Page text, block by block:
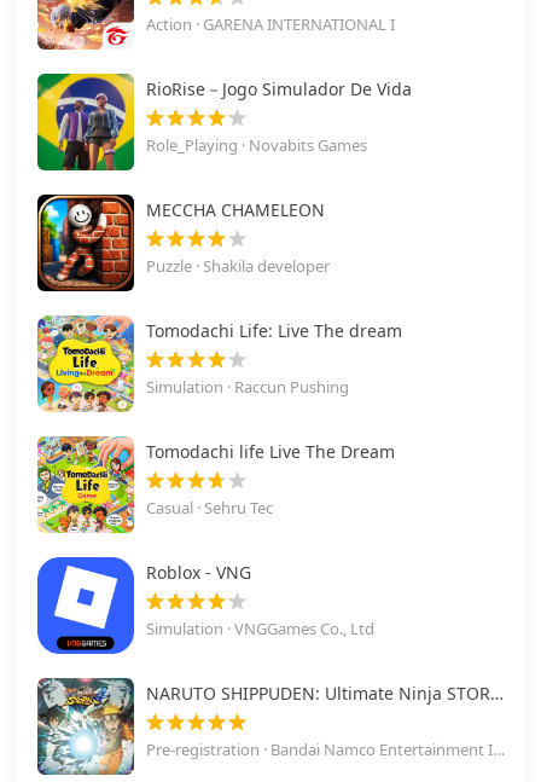
Action · GARENA INTERNATIONAL I
RioRise－Jogo Simulador De Vida
Role_Playing · Novabits Games
MECCHA CHAMELEON
Puzzle · Shakila developer
Tomodachi Life: Live The dream
Simulation · Raccun Pushing
Tomodachi life Live The Dream
Casual · Sehru Tec
Roblox - VNG
Simulation · VNGGames Co., Ltd
NARUTO SHIPPUDEN: Ultimate Ninja STORM 4
Pre-registration · Bandai Namco Entertainment Inc.